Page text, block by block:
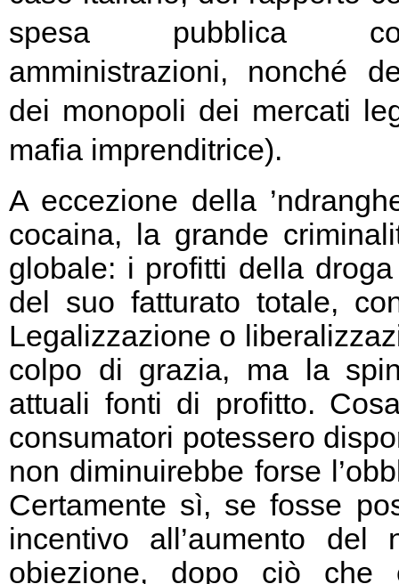
spesa pubblica
amministrazioni, nonché
dei monopoli dei mercati
mafia imprenditrice).
A eccezione della
cocaina, la grande
globale: i profitti della
del suo fatturato totale,
Legalizzazione o
colpo di grazia, ma la
attuali fonti di profitto.
consumatori potessero
non diminuirebbe forse
Certamente sì, se fosse
incentivo all’aumento del
obiezione, dopo ciò